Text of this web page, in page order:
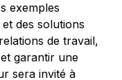
exemples
des solutions
de travail,
garantir une
sera invité à